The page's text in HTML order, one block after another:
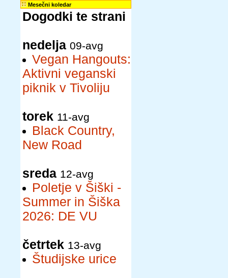
Mesečni koledar
Dogodki te strani
nedelja 09-avg
Vegan Hangouts:
Aktivni veganski
piknik v Tivoliju
torek 11-avg
Black Country,
New Road
sreda 12-avg
Poletje v Šiški -
Summer in Šiška
2026: DE VU
četrtek 13-avg
Študijske urice